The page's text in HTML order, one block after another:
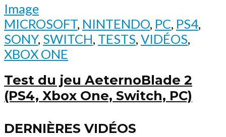
Image
MICROSOFT, NINTENDO, PC, PS4,
SONY, SWITCH, TESTS, VIDÉOS,
XBOX ONE
Test du jeu AeternoBlade 2
(PS4, Xbox One, Switch, PC)
DERNIÈRES VIDÉOS